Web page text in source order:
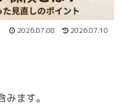
2026.07.08 2026.07.10
ます。